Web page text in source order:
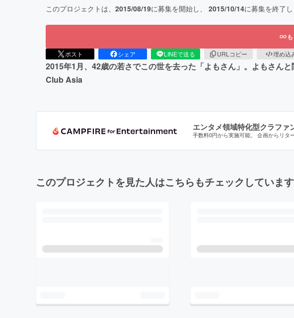
このプロジェクトは、 2015/08/19に募集を開始し、 2015/10/14に募集を終了
ポスト シェア LINEで送る URLコピー 埋め込
2015年1月、42歳の若さでこの世を去った「よもさん」。よもさん
Club Asia
エンタメ領域特化型クラファ
手数料0円から実施可能。 企画からリタ
このプロジェクトを見た人はこちらもチェックしています